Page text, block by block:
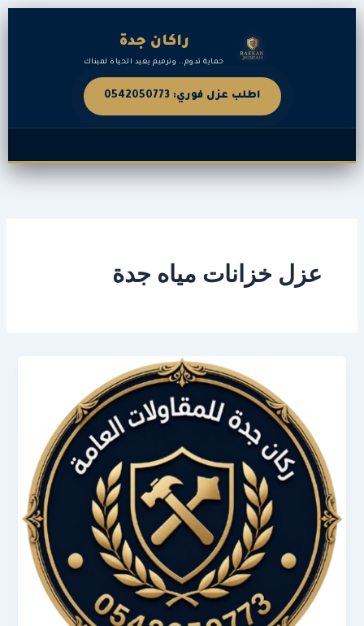
تخطي
راكان جدة
حماية تدوم.. وترميم يعيد الحياة لمبناك
اطلب عزل فوري: 0542050773
عزل خزانات مياه جدة